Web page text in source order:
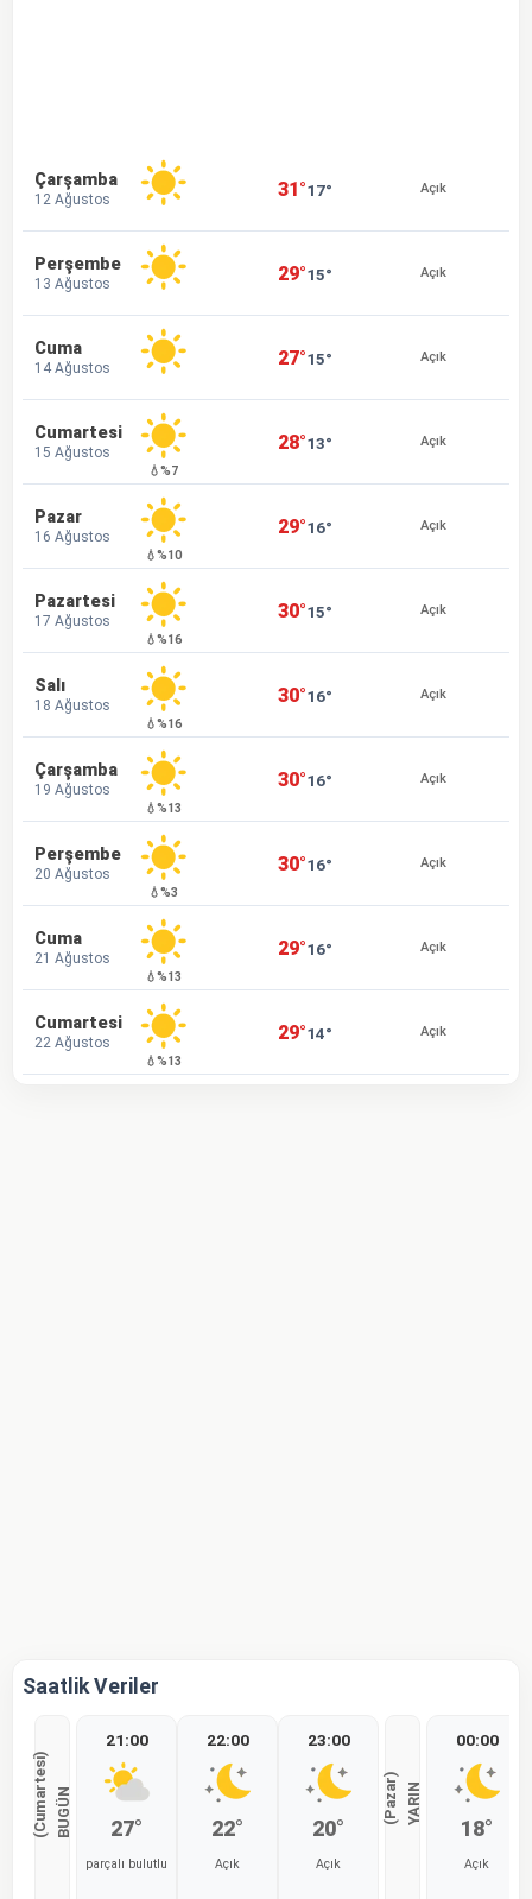
Çarşamba
12 Ağustos 31°17° Açık
Perşembe
13 Ağustos 29°15° Açık
Cuma
14 Ağustos 27°15° Açık
Cumartesi
15 Ağustos
💧%7
28°13° Açık
Pazar
16 Ağustos
💧%10
29°16° Açık
Pazartesi
17 Ağustos
💧%16
30°15° Açık
Salı
18 Ağustos
💧%16
30°16° Açık
Çarşamba
19 Ağustos
💧%13
30°16° Açık
Perşembe
20 Ağustos
💧%3
30°16° Açık
Cuma
21 Ağustos
💧%13
29°16° Açık
Cumartesi
22 Ağustos
💧%13
29°14° Açık
Saatlik Veriler
B
U
G
Ü
N
(
C
u
m
a
r
t
e
s
i
)
21:00
27°
parçalı bulutlu
22:00
22°
Açık
23:00
20°
Açık
Y
A
R
I
N
(
P
a
z
a
r
)
00:00
18°
Açık